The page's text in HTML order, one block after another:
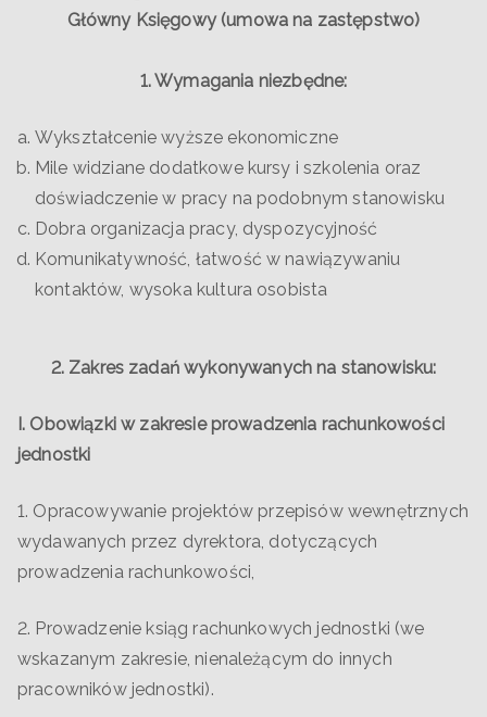
Główny Księgowy (umowa na zastępstwo)
1. Wymagania niezbędne:
Wykształcenie wyższe ekonomiczne
Mile widziane dodatkowe kursy i szkolenia oraz
doświadczenie w pracy na podobnym stanowisku
Dobra organizacja pracy, dyspozycyjność
Komunikatywność, łatwość w nawiązywaniu
kontaktów, wysoka kultura osobista
2. Zakres zadań wykonywanych na stanowisku:
I. Obowiązki w zakresie prowadzenia rachunkowości
jednostki
1. Opracowywanie projektów przepisów wewnętrznych
wydawanych przez dyrektora, dotyczących
prowadzenia rachunkowości,
2. Prowadzenie ksiąg rachunkowych jednostki (we
wskazanym zakresie, nienależącym do innych
pracowników jednostki).